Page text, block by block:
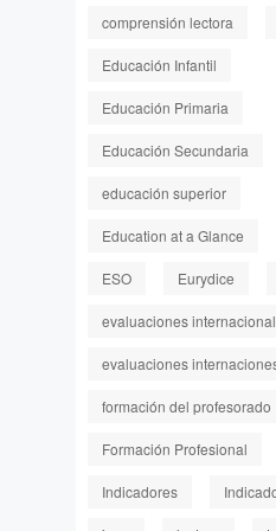
comprensión lectora
Educación Infantil
Educación Primaria
Educación Secundaria
educación superior
Education at a Glance
ESO Eurydice
evaluaciones
evaluaciones
formación del profesorado
Formación Profesional
Indicadores